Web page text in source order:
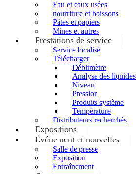
Eau et eaux usées
nourriture et boissons
Pâtes et papiers
Mines et autres
Prestations de service
Service localisé
Télécharger
Débitmètre
Analyse des liquides
Niveau
Pression
Produits système
Température
Distributeurs recherchés
Expositions
Événement et nouvelles
Salle de presse
Exposition
Entraînement